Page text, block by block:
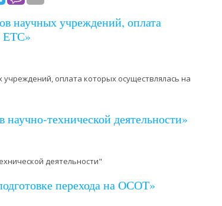
научных учреждений, оплата
ЕТС»
оплата которых осуществлялась на
научно-технической деятельности»
деятельности"
перехода на ОСОТ»